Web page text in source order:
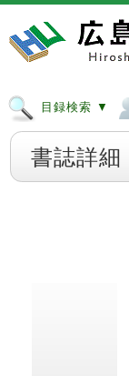
目録検索 ▼
書誌詳細